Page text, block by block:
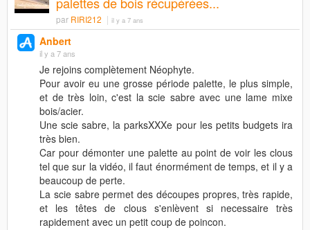
par RIRI212 il y a 7 ans
Anbert
il y a 7 ans
Je rejoins complètement Néophyte.
Pour avoir eu une grosse période palette, le plus simple,
et de très loin, c'est la scie sabre avec une lame mixe
bois/acier.
Une scie sabre, la parksXXXe pour les petits budgets ira
très bien.
Car pour démonter une palette au point de voir les clous
tel que sur la vidéo, il faut énormément de temps, et il y a
beaucoup de perte.
La scie sabre permet des découpes propres, très rapide,
et les têtes de clous s'enlèvent si necessaire très
rapidement avec un petit coup de poincon.